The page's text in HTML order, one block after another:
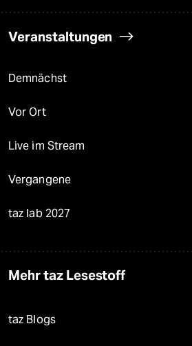
Veranstaltungen
Demnächst
Vor Ort
Live im Stream
Vergangene
taz lab 2027
Mehr taz Lesestoff
taz Blogs